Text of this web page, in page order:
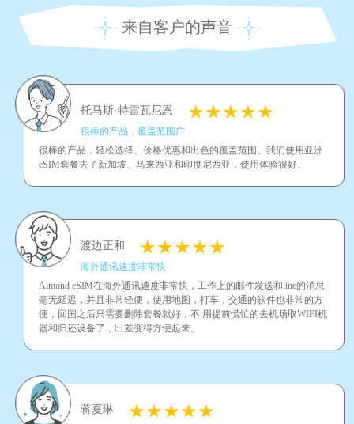
来自客户的声音
托马斯·特雷瓦尼恩
很棒的产品，覆盖范围广
很棒的产品，轻松选择、价格优惠和出色的覆盖范围。我们使用亚洲
eSIM套餐去了新加坡、马来西亚和印度尼西亚，使用体验很好。
渡边正和
海外通讯速度非常快
Almond eSIM在海外通讯速度非常快，工作上的邮件发送和line的消息
毫无延迟，并且非常轻便，使用地图，打车，交通的软件也非常的方
便，回国之后只需要删除套餐就好，不 用提前慌忙的去机场取WIFI机
器和归还设备了，出差变得方便起来。
蒋夏琳